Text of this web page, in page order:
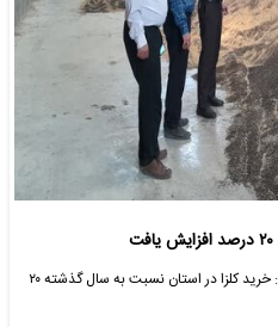
مدیر تعاون روستایی آذربایجان شرقی گفت: خرید کلزا در استان نسبت به سال گذشته ۲۰